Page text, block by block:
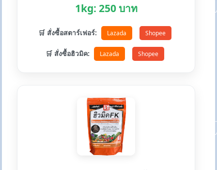
1kg: 250 บาท
🛒 สั่งซื้อสตาร์เฟอร์: Lazada Shopee
🛒 สั่งซื้อฮิวมิค: Lazada Shopee